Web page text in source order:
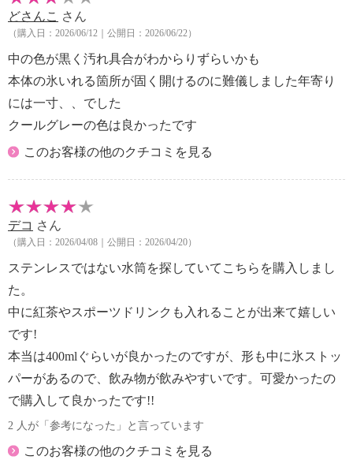
オーブン：不可、冷蔵：可、冷凍：不可
【商品仕様詳細】
・保温効力（６時間）：７２℃以上
※保温効力とは室温２０±２℃において湯を製品のキ
±１
℃になった時点でキャップを閉めて、６時間放置した
後の温度です。
※食器洗い機、食器乾燥機は胴部のみ使用可
【同梱書類】
・取扱説明書
・安全上の注意
【原産国（地）】
・中国製
どさんこ さん
（購入日：2026/06/12｜公開日：2026/06/22）
中の色が黒く汚れ具合がわからりずらいかも
本体の氷いれる箇所が固く開けるのに難儀しました年寄り
には一寸、、でした
クールグレーの色は良かったです
このお客様の他のクチコミを見る
デコ さん
（購入日：2026/04/08｜公開日：2026/04/20）
ステンレスではない水筒を探していてこちらを購入しまし
た。
中に紅茶やスポーツドリンクも入れることが出来て嬉しい
です!
本当は400mlぐらいが良かったのですが、形も中に氷ストッ
パーがあるので、飲み物が飲みやすいです。可愛かったの
で購入して良かったです!!
2 人が「参考になった」と言っています
このお客様の他のクチコミを見る